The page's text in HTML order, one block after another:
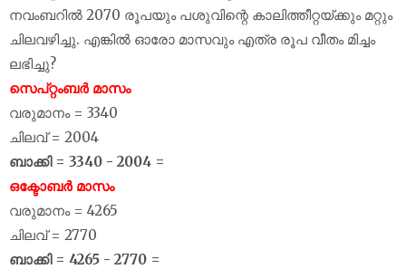
നവംബറിൽ 2070 രൂപയും പശുവിന്റെ കാലിത്തീറ്റയ്‌ക്കും മറ്റും
ചിലവഴിച്ചു. എങ്കിൽ ഓരോ മാസവും എത്ര രൂപ വീതം മിച്ചം
ലഭിച്ചു?
സെപ്റ്റംബർ മാസം
വരുമാനം = 3340
ചിലവ് = 2004
ബാക്കി = 3340 - 2004 =
ഒക്ടോബർ മാസം
വരുമാനം = 4265
ചിലവ് = 2770
ബാക്കി = 4265 - 2770 =